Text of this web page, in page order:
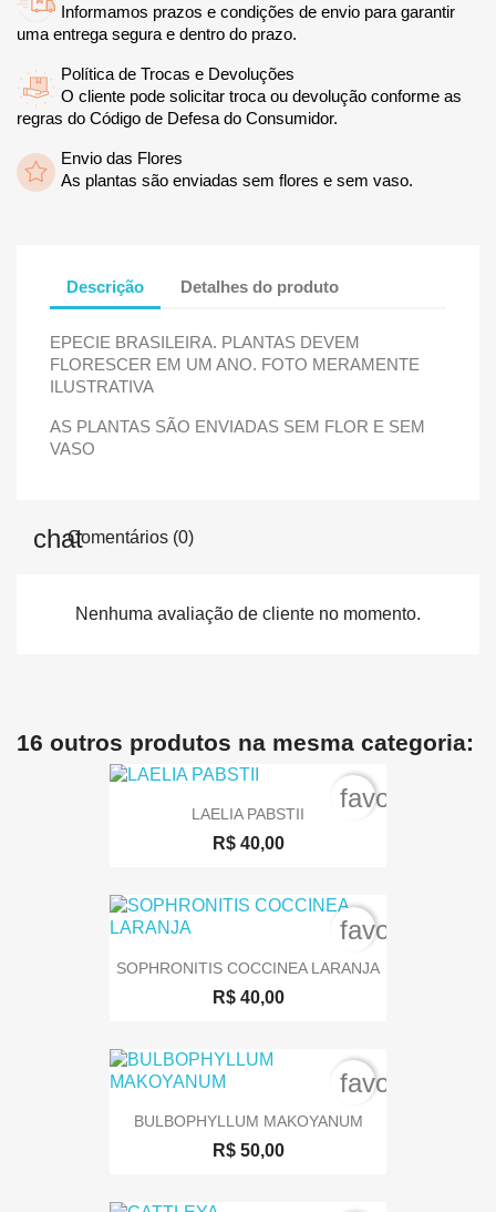
Informamos prazos e condições de envio para garantir
uma entrega segura e dentro do prazo.
Política de Trocas e Devoluções
O cliente pode solicitar troca ou devolução conforme as
regras do Código de Defesa do Consumidor.
Envio das Flores
As plantas são enviadas sem flores e sem vaso.
Descrição Detalhes do produto
EPECIE BRASILEIRA. PLANTAS DEVEM
FLORESCER EM UM ANO. FOTO MERAMENTE
ILUSTRATIVA
AS PLANTAS SÃO ENVIADAS SEM FLOR E SEM
VASO
Comentários (0)
Nenhuma avaliação de cliente no momento.
16 outros produtos na mesma categoria:
LAELIA PABSTII
R$ 40,00
SOPHRONITIS COCCINEA LARANJA
R$ 40,00
BULBOPHYLLUM MAKOYANUM
R$ 50,00